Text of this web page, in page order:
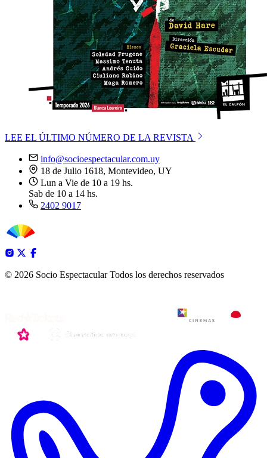
LEE EL ÚLTIMO NÚMERO DE LA REVISTA
info@socioespectacular.com.uy
18 de Julio 1618, Montevideo, UY
Lun a Vie de 10 a 19 hs.
Sab de 10 a 14 hs.
2402 9017
© 2026 Socio Espectacular Todos los derechos reservados